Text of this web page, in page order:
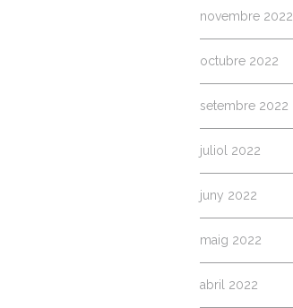
novembre 2022
octubre 2022
setembre 2022
juliol 2022
juny 2022
maig 2022
abril 2022